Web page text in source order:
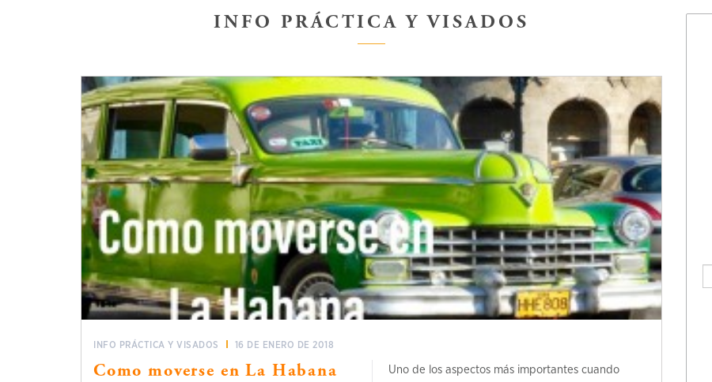
INFO PRÁCTICA Y VISADOS
INFO PRÁCTICA Y VISADOS 16 DE ENERO DE 2018
Como moverse en La Habana
Uno de los aspectos más importantes cuando